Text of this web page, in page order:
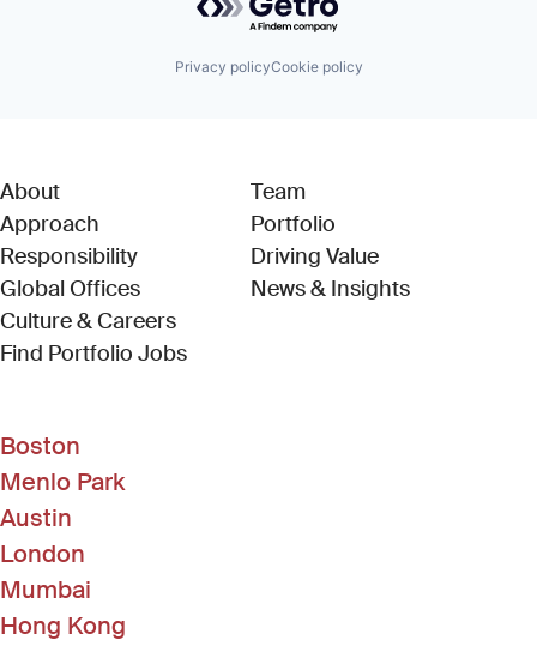
Privacy policyCookie policy
About
Approach
Responsibility
Global Offices
Culture & Careers
Find Portfolio Jobs(Link opens in new window)
Team
Portfolio
Driving Value
News & Insights
Boston
Menlo Park
Austin
London
Mumbai
Hong Kong